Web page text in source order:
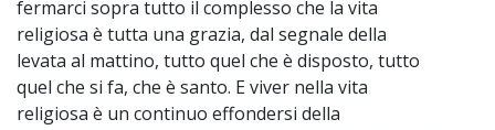
fermarci sopra tutto il complesso che la vita
religiosa è tutta una grazia, dal segnale della
levata al mattino, tutto quel che è disposto, tutto
quel che si fa, che è santo. E viver nella vita
religiosa è un continuo effondersi della